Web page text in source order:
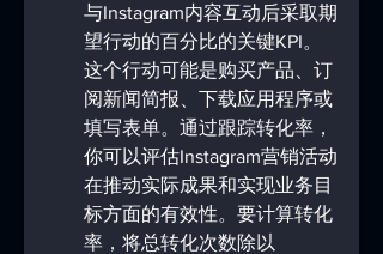
与Instagram内容互动后采取期
望行动的百分比的关键KPI。
这个行动可能是购买产品、订
阅新闻简报、下载应用程序或
填写表单。通过跟踪转化率，
你可以评估Instagram营销活动
在推动实际成果和实现业务目
标方面的有效性。要计算转化
率，将总转化次数除以